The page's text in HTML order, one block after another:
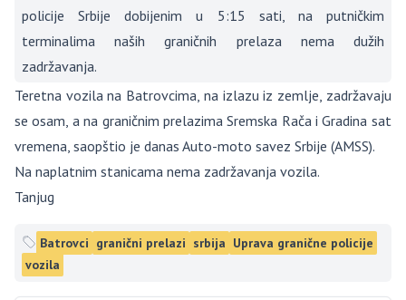
policije Srbije dobijenim u 5:15 sati, na putničkim
terminalima naših graničnih prelaza nema dužih
zadržavanja.
Teretna vozila na Batrovcima, na izlazu iz zemlje, zadržavaju
se osam, a na graničnim prelazima Sremska Rača i Gradina sat
vremena, saopštio je danas Auto-moto savez Srbije (AMSS).
Na naplatnim stanicama nema zadržavanja vozila.
Tanjug
Batrovci granični prelazi srbija Uprava granične policije
vozila